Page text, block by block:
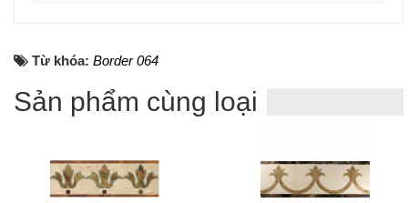
Từ khóa: Border 064
Sản phẩm cùng loại